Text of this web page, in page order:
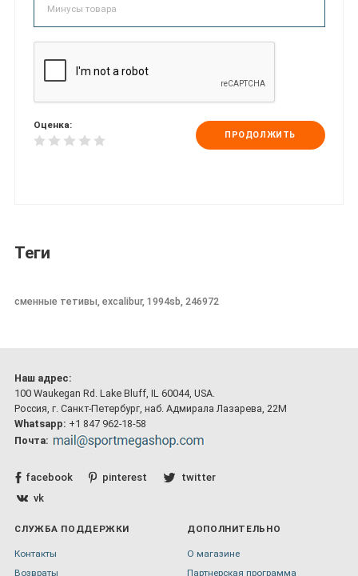
Оценка:
ПРОДОЛЖИТЬ
Теги
сменные тетивы, excalibur, 1994sb, 246972
Наш адрес:
100 Waukegan Rd. Lake Bluff, IL 60044, USA.
Россия, г. Санкт-Петербург, наб. Адмирала Лазарева, 22М
Whatsapp: +1 847 962-18-58
Почта:
facebook pinterest
twitter
vk
СЛУЖБА ПОДДЕРЖКИ
Контакты
Возвраты
ДОПОЛНИТЕЛЬНО
О магазине
Партнерская программа